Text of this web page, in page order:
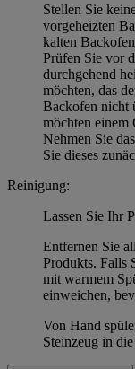
Stellen Sie
vorgeheizten
kalten
Prüfen Sie vor
durchgehend
möchten, das
Backofen nicht
möchten
Nehmen Sie
Sie dieses
Reinigung:
Lassen Sie Ihr
Entfernen Sie
Produkts. Falls
mit warmem
einweichen,
Von Hand
Steinzeug in